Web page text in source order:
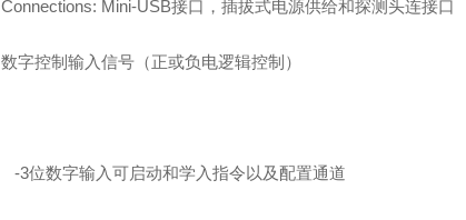
Connections: Mini-USB接口，插拔式电源供给和探测头连接口
数字控制输入信号（正或负电逻辑控制）
-3位数字输入可启动和学入指令以及配置通道